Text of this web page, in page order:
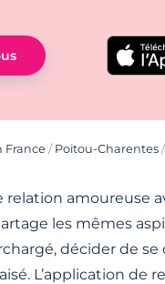
France / Poitou-Charentes /
relation amoureuse
les mêmes
décider de
L’application de